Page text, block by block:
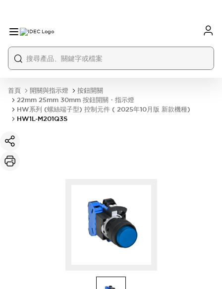
首頁 開關與指示燈
按鈕開關
22mm 25mm 30mm 按鈕開關・指示燈
HW系列 (螺絲端子型) 控制元件 ( 2025年10月版 新款機種)
HW1L-M201Q3S